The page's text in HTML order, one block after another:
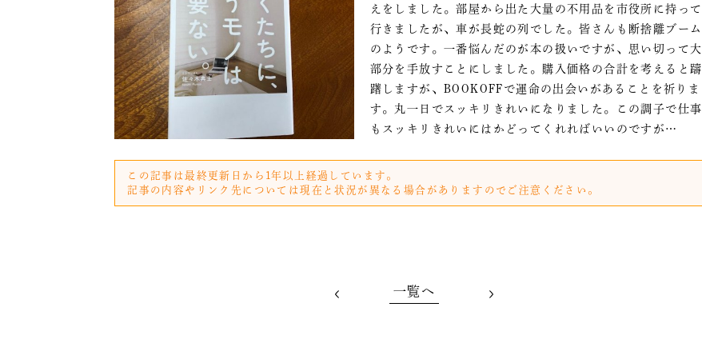
えをしました。部屋から出た大量の不用品を市役所に持って
行きましたが、車が長蛇の列でした。皆さんも断捨離ブーム
のようです。一番悩んだのが本の扱いですが、思い切って大
部分を手放すことにしました。購入価格の合計を考えると躊
躇しますが、BOOKOFFで運命の出会いがあることを祈りま
す。丸一日でスッキリきれいになりました。この調子で仕事
もスッキリきれいにはかどってくれればいいのですが…
この記事は最終更新日から1年以上経過しています。
記事の内容やリンク先については現在と状況が異なる場合がありますのでご注意ください。
一覧へ